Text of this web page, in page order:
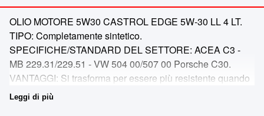
OLIO MOTORE 5W30 CASTROL EDGE 5W-30 LL 4 LT.
TIPO: Completamente sintetico.
SPECIFICHE/STANDARD DEL SETTORE: ACEA C3 -
MB 229.31/229.51 - VW 504 00/507 00 Porsche C30.
VANTAGGI: Si trasforma per essere più resistente quando
la pressione è elevata, proteggendo il motore - Abbatte
Leggi di più